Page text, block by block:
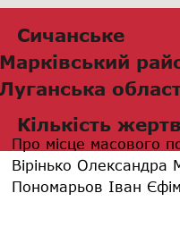
Сичанське
Марківський
Луганська
Кількість
Про місце масового
Вірінько Олександра
Пономарьов Іван